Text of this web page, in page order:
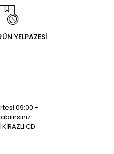
YELPAZESİ
09:00 -
CD.